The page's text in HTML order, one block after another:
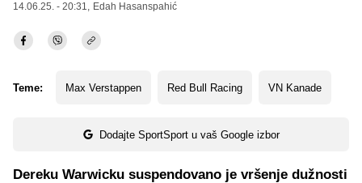
14.06.25. - 20:31, Edah Hasanspahić
Teme: Max Verstappen Red Bull Racing VN Kanade
Dodajte SportSport u vaš Google izbor
Dereku Warwicku suspendovano je vršenje dužnosti